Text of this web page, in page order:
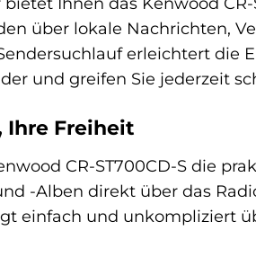
über lokale Nachrichten,
erleichtert die
und greifen Sie jederzeit
Ihre Freiheit
CR-ST700CD-S die
-Alben direkt über das
einfach und unkompliziert